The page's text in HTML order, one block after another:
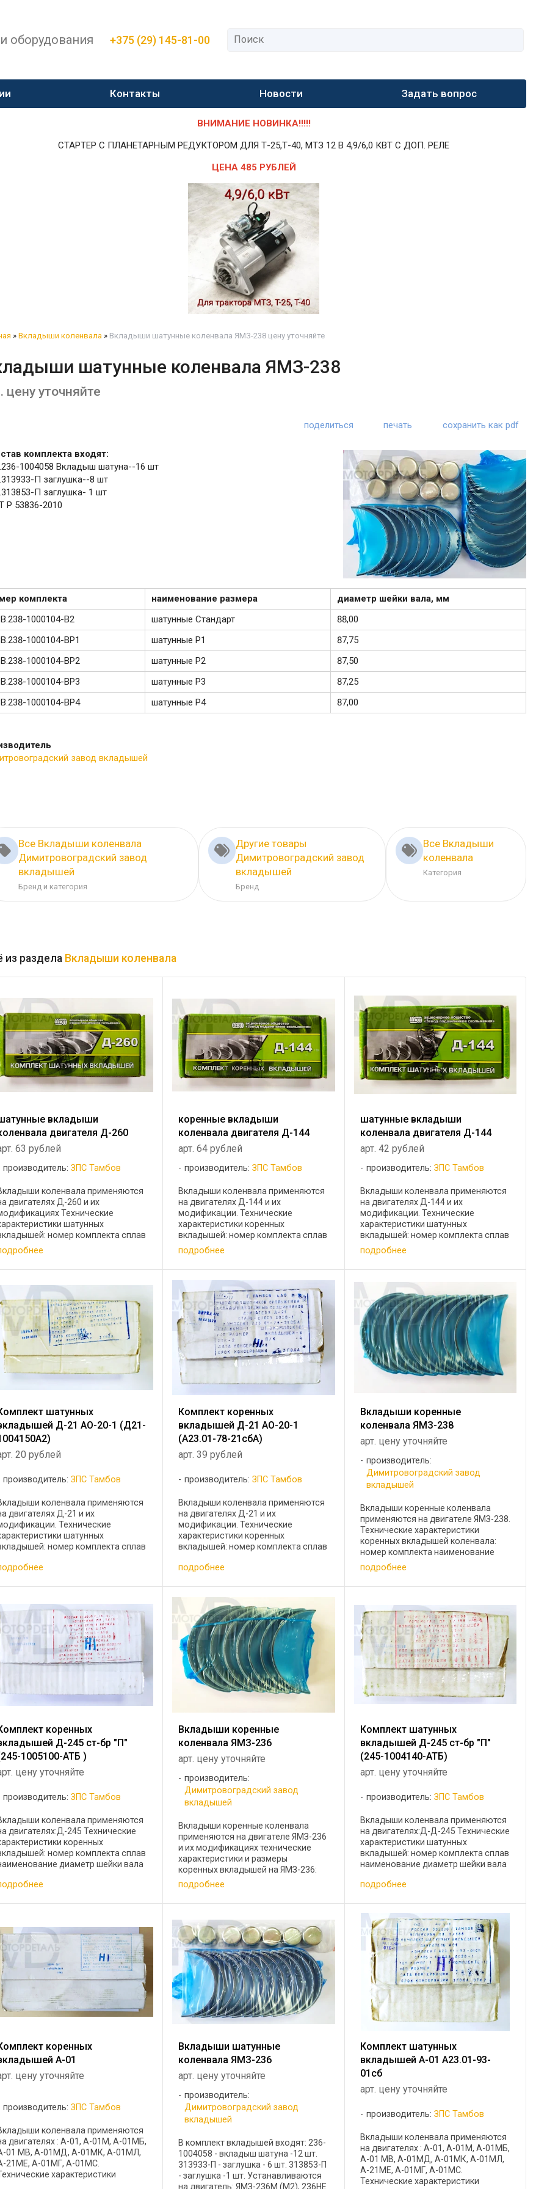
оборудования +375 (29) 145-81-00
Контакты Новости Задать вопрос
ВНИМАНИЕ НОВИНКА!!!!!
СТАРТЕР С ПЛАНЕТАРНЫМ РЕДУКТОРОМ ДЛЯ Т-25,Т-40, МТЗ 12 В 4,9/6,0 КВТ С ДОП. РЕЛЕ
ЦЕНА 485 РУБЛЕЙ
» Вкладыши коленвала » Вкладыши шатунные коленвала ЯМЗ-238 цену уточняйте
шатунные коленвала ЯМЗ-238
цену уточняйте
поделиться печать сохранить как pdf
комплекта входят:
1004058 Вкладыш шатуна--16 шт
П заглушка--8 шт
П заглушка- 1 шт
Р 53836-2010
комплекта наименование размера
диаметр шейки вала, мм
1000104-В2
шатунные Стандарт
88,00
1000104-ВР1
шатунные Р1
87,75
1000104-ВР2
шатунные Р2
87,50
1000104-ВР3
шатунные Р3
87,25
1000104-ВР4
шатунные Р4 87,00
завод вкладышей
Все Вкладыши коленвала
Димитровоградский завод
вкладышей
Бренд и категория
Другие товары
Димитровоградский завод
вкладышей
Бренд
Все Вкладыши
коленвала
Категория
из раздела Вкладыши коленвала
вкладыши
двигателя Д-260
63 рублей
производитель: ЗПС Тамбов
коленвала применяются
двигателях Д-260 и их
Технические
шатунных
номер комплекта сплав
диаметр шейки вала,
А23.01-78-260сбС АО10
Н1 73,0 А23.01-78-260сбС
коренные вкладыши
коленвала двигателя Д-144
арт. 64 рублей
производитель:ЗПС Тамбов
Вкладыши коленвала применяются
на двигателях Д-144 и их
модификации. Технические
характеристики коренных
вкладышей: номер комплекта сплав
наименование диаметр вала, мм
А23.01-78-144сб АО20 коренные Н1
70,25 А23.01-78-144сб АО20
коренные Н2 70,0 ...
подробнее
шатунные вкладыши
коленвала двигателя Д-144
арт. 42 рублей
производитель: ЗПС Тамбов
Вкладыши коленвала применяются
на двигателях Д-144 и их
модификации. Технические
характеристики шатунных
вкладышей: номер комплекта сплав
наименование диаметр шейки
вала,мм Д-144-1004150А1 АО20
шатунные Н1 65,25 Д-144-
подробнее
шатунных
Д-21 АО-20-1 (Д21-
20 рублей
производитель: ЗПС Тамбов
коленвала применяются
двигателях Д-21 и их
Технические
шатунных
номер комплекта сплав
Д21-1004150А2 АО20
Комплект коренных
вкладышей Д-21 АО-20-1
(А23.01-78-21сбА)
арт. 39 рублей
производитель:ЗПС Тамбов
Вкладыши коленвала применяются
на двигателях Д-21 и их
модификации. Технические
характеристики коренных
вкладышей: номер комплекта сплав
А23.01-78-21сбА АО20 коренные Н1
подробнее
Вкладыши коренные
коленвала ЯМЗ-238
арт. цену уточняйте
производитель:
Димитровоградский завод
вкладышей
Вкладыши коренные коленвала
применяются на двигателе ЯМЗ-238.
Технические характеристики
коренных вкладышей коленвала:
номер комплекта наименование
размера диаметр шейки вала, мм
238-1000102-Б2 коренные Стандарт
110,00 238-1000102-Б2-Р1 коренные
подробнее
коренных
Д-245 ст-бр "П"
1005100-АТБ )
цену уточняйте
производитель: ЗПС Тамбов
коленвала применяются
двигателях:Д-245 Технические
коренных
номер комплекта сплав
диаметр шейки вала
Н1 75,25 245-1005100-АТБ
Вкладыши коренные
коленвала ЯМЗ-236
арт. цену уточняйте
производитель:
Димитровоградский завод
вкладышей
Вкладыши коренные коленвала
применяются на двигателе ЯМЗ-236
и их модификациях технические
характеристики и размеры
коренных вкладышей на ЯМЗ-236:
номер комплекта наименование
размера диаметр шейки вала, мм
236-1000102-Б2 коренные Стандарт
подробнее
Комплект шатунных
вкладышей Д-245 ст-бр "П"
(245-1004140-АТБ)
арт. цену уточняйте
производитель: ЗПС Тамбов
Вкладыши коленвала применяются
на двигателях:Д-Д-245 Технические
характеристики шатунных
вкладышей: номер комплекта сплав
наименование диаметр шейки вала
шатунные Н1 68,25 245-1004140-АТБ
подробнее
коренных
А-01
цену уточняйте
производитель: ЗПС Тамбов
коленвала применяются
двигателях : А-01, А-01М, А-01МБ,
01 MB, А-01МД, А-01МК, А-01МЛ,
21МЕ, А-01МГ, А-01МС.
характеристики
Вкладыши шатунные
коленвала ЯМЗ-236
арт. цену уточняйте
производитель:
Димитровоградский завод
вкладышей
В комплект вкладышей входят: 236-
1004058 - вкладыш шатуна -12 шт.
313933-П - заглушка - 6 шт. 313853-П
- заглушка -1 шт. Устанавливаются
на двигатель: ЯМЗ-236М (М2), 236НЕ
Комплект шатунных
вкладышей А-01 А23.01-93-
01сб
арт. цену уточняйте
производитель: ЗПС Тамбов
Вкладыши коленвала применяются
на двигателях : А-01, А-01М, А-01МБ,
А-01 MB, А-01МД, А-01МК, А-01МЛ,
А-21МЕ, А-01МГ, А-01МС.
Технические характеристики